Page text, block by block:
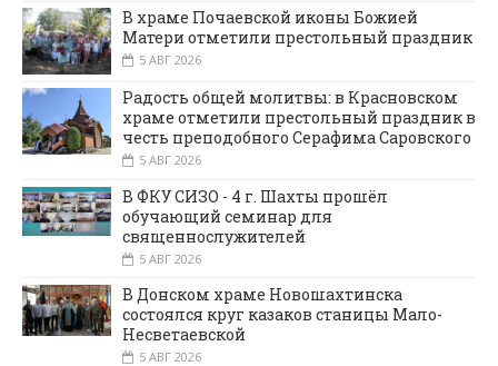
В храме Почаевской иконы Божией
Матери отметили престольный праздник
5 АВГ 2026
Радость общей молитвы: в Красновском
храме отметили престольный праздник в
честь преподобного Серафима Саровского
5 АВГ 2026
В ФКУ СИЗО - 4 г. Шахты прошёл
обучающий семинар для
священнослужителей
5 АВГ 2026
В Донском храме Новошахтинска
состоялся круг казаков станицы Мало-
Несветаевской
5 АВГ 2026